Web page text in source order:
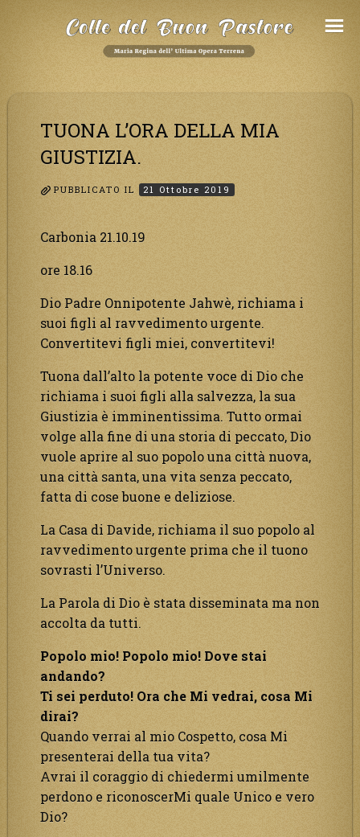
TUONA L’ORA DELLA MIA
GIUSTIZIA.
PUBBLICATO IL 21 Ottobre 2019
Carbonia 21.10.19
ore 18.16
Dio Padre Onnipotente Jahwè, richiama i
suoi figli al ravvedimento urgente.
Convertitevi figli miei, convertitevi!
Tuona dall’alto la potente voce di Dio che
richiama i suoi figli alla salvezza, la sua
Giustizia è imminentissima. Tutto ormai
volge alla fine di una storia di peccato, Dio
vuole aprire al suo popolo una città nuova,
una città santa, una vita senza peccato,
fatta di cose buone e deliziose.
La Casa di Davide, richiama il suo popolo al
ravvedimento urgente prima che il tuono
sovrasti l’Universo.
La Parola di Dio è stata disseminata ma non
accolta da tutti.
Popolo mio! Popolo mio! Dove stai
andando?
Ti sei perduto! Ora che Mi vedrai, cosa Mi
dirai?
Quando verrai al mio Cospetto, cosa Mi
presenterai della tua vita?
Avrai il coraggio di chiedermi umilmente
perdono e riconoscerMi quale Unico e vero
Dio?